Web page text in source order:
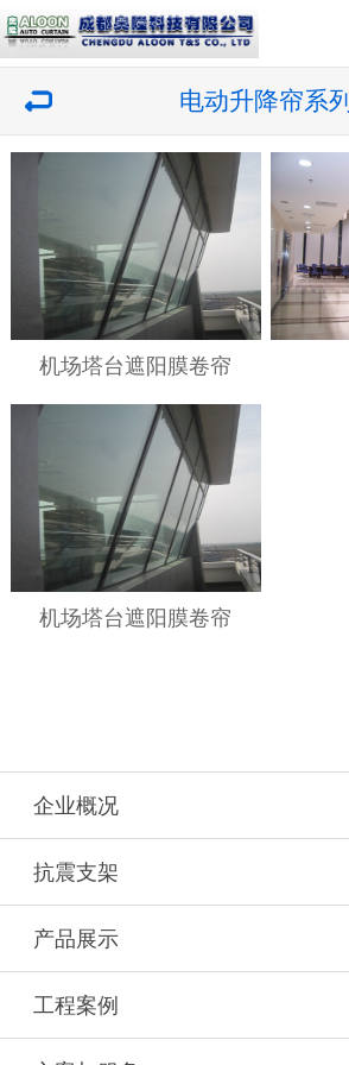
电动升降帘系列
机场塔台遮阳膜卷帘
机场塔台遮阳膜卷帘
企业概况
抗震支架
产品展示
工程案例